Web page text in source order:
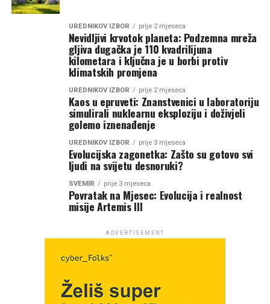
UREDNIKOV IZBOR prije 2 mjeseca
Nevidljivi krvotok planeta: Podzemna mreža
gljiva dugačka je 110 kvadrilijuna
kilometara i ključna je u borbi protiv
klimatskih promjena
UREDNIKOV IZBOR prije 2 mjeseca
Kaos u epruveti: Znanstvenici u laboratoriju
simulirali nuklearnu eksploziju i doživjeli
golemo iznenađenje
UREDNIKOV IZBOR prije 3 mjeseca
Evolucijska zagonetka: Zašto su gotovo svi
ljudi na svijetu desnoruki?
SVEMIR prije 3 mjeseca
Povratak na Mjesec: Evolucija i realnost
misije Artemis III
ADVERTISEMENT